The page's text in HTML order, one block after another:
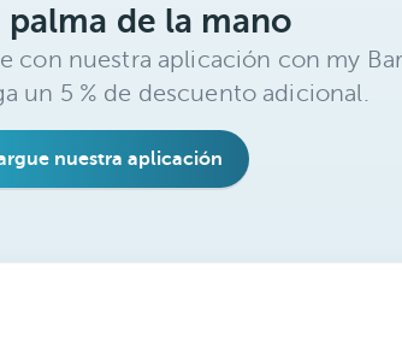
palma de la mano
con nuestra aplicación con my
un 5 % de descuento adicional.
nuestra aplicación